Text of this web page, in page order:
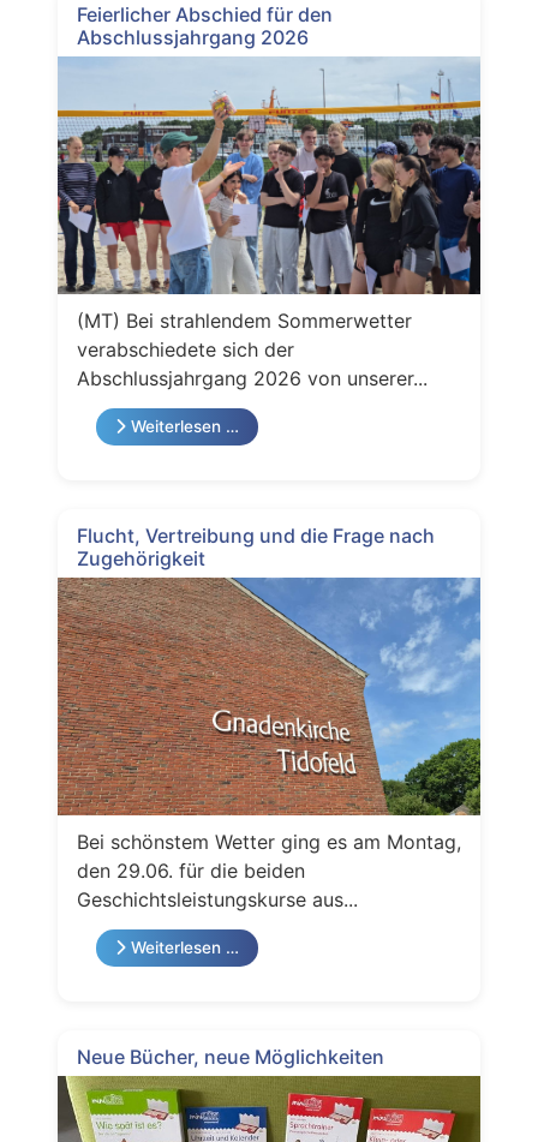
Feierlicher Abschied für den
Abschlussjahrgang 2026
(MT) Bei strahlendem Sommerwetter
verabschiedete sich der
Abschlussjahrgang 2026 von unserer...
Weiterlesen …
Flucht, Vertreibung und die Frage nach
Zugehörigkeit
Bei schönstem Wetter ging es am Montag,
den 29.06. für die beiden
Geschichtsleistungskurse aus...
Weiterlesen …
Neue Bücher, neue Möglichkeiten